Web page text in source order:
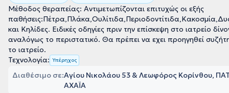
Μέθοδος θεραπείας: Αντιμετωπίζονται επιτυχώς οι εξής
και Κηλίδες. Ειδικές οδηγίες πριν την επίσκεψη στο ιατρείο
αναλόγως το περιστατικό. Θα πρέπει να εχει προηγηθεί
το ιατρείο.
Τεχνολογία: Υπέρηχος
Διαθέσιμο σε:Αγίου Νικολάου 53 & Λεωφόρος Κορίνθου,
ΑΧΑΪΑ